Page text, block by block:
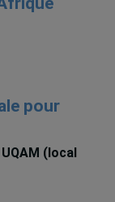
pour
(local